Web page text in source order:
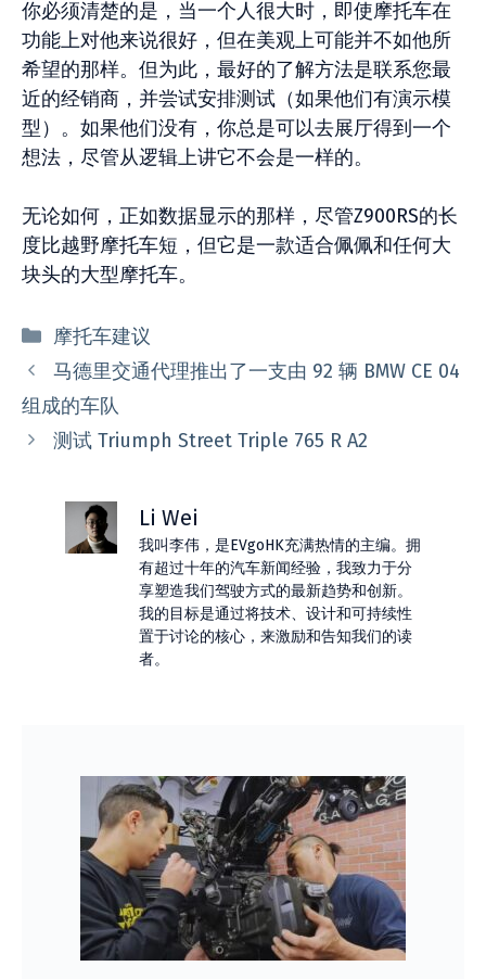
你必须清楚的是，当一个人很大时，即使摩托车在
功能上对他来说很好，但在美观上可能并不如他所
希望的那样。但为此，最好的了解方法是联系您最
近的经销商，并尝试安排测试（如果他们有演示模
型）。如果他们没有，你总是可以去展厅得到一个
想法，尽管从逻辑上讲它不会是一样的。
无论如何，正如数据显示的那样，尽管Z900RS的长
度比越野摩托车短，但它是一款适合佩佩和任何大
块头的大型摩托车。
分
类
摩托车建议
马德里交通代理推出了一支由 92 辆 BMW CE 04
组成的车队
测试 Triumph Street Triple 765 R A2
Li Wei
我叫李伟，是EVgoHK充满热情的主编。拥
有超过十年的汽车新闻经验，我致力于分
享塑造我们驾驶方式的最新趋势和创新。
我的目标是通过将技术、设计和可持续性
置于讨论的核心，来激励和告知我们的读
者。